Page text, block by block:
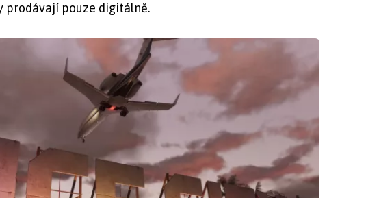
prodávají pouze digitálně.